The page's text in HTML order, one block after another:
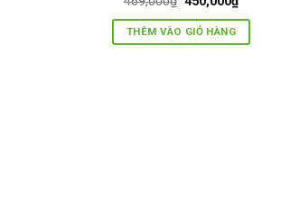
là:
469,000₫.
hiện
tại
THÊM VÀO GIỎ HÀNG